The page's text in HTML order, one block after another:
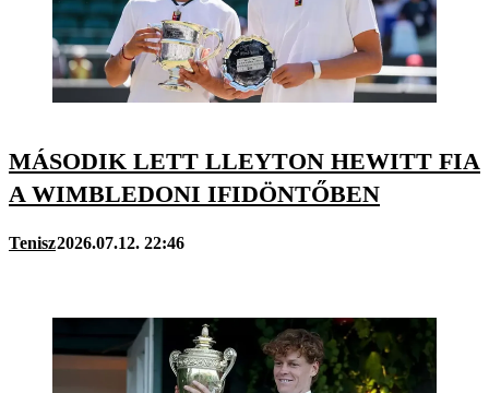
MÁSODIK LETT LLEYTON HEWITT FIA
A WIMBLEDONI IFIDÖNTŐBEN
Tenisz2026.07.12. 22:46